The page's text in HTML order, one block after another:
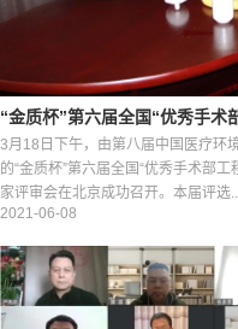
“金质杯”第六届全国“优秀手术
3月18日下午，由第八届中国医疗环
的“金质杯”第六届全国“优秀手术部
家评审会在北京成功召开。本届评选
2021-06-08